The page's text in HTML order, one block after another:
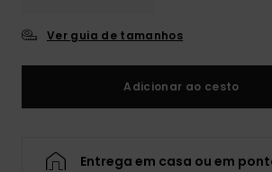
Ver guia de tamanhos
Adicionar ao cesto
Entrega em casa ou em